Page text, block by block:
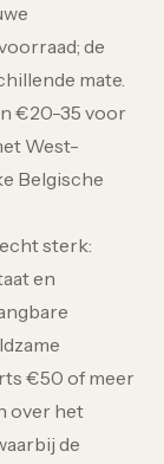
de
mate.
€20-35 voor
West-
Belgische
sterk:
en
€50 of meer
over het
de